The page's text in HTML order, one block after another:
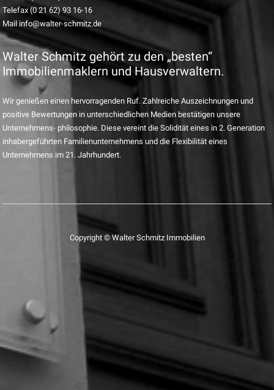
Telefax (0 21 62) 93 16-16
Mail info@walter-schmitz.de
Walter Schmitz gehört zu den „besten“
Immobilienmaklern und Hausverwaltern.
Wir genießen einen hervorragenden Ruf. Zahlreiche Auszeichnungen und
positive Bewertungen in unterschiedlichen Medien bestätigen unsere
Unternehmens- philosophie. Diese vereint die Solidität eines in 2. Generation
inhabergeführten Familienunternehmens und die Flexibilität eines
Unternehmens im 21. Jahrhundert.
Copyright © Walter Schmitz Immobilien